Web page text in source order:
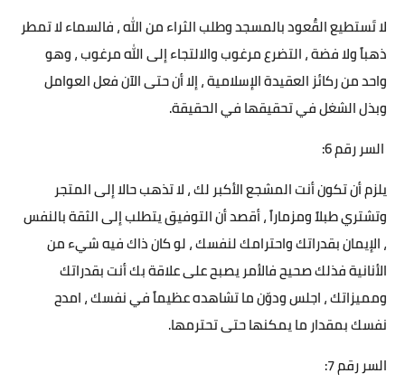
لا تَستطيع القٌعود بالمسجد وطلب الثراء من الله ، فالسماء لا تمطر
ذهباً ولا فضة ، التضرع مرغوب والالتجاء إلى الله مرغوب ، وهو
واحد من ركائز العقيدة الإسلامية ، إلا أن حتى الآن فعل العوامل
وبذل الشغل في تحقيقها في الحقيقة.
السر رقم 6:
يلزم أن تكون أنت المشجع الأكبر لك ، لا تذهب حالا إلى المتجر
وتشتري طبلاً ومزماراً ، أقصد أن التوفيق يتطلب إلى الثقة بالنفس
، الإيمان بقدراتك واحترامك لنفسك ، لو كان ذاك فيه شيء من
الأنانية فذلك صحيح فالأمر يصبح على علاقة بك أنت بقدراتك
ومميزاتك ، اجلس ودوّن ما تشاهده عظيماً في نفسك ، امدح
نفسك بمقدار ما يمكنها حتى تحترمها.
السر رقم 7: